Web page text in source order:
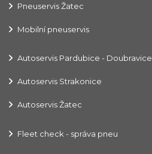
Pneuservis Žatec
Mobilní pneuservis
Autoservis Pardubice - Doubravice
Autoservis Strakonice
Autoservis Žatec
Fleet check - správa pneu